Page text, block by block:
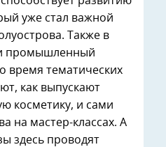
уже стал важной
Также в
промышленный
время тематических
как выпускают
косметику, и сами
на мастер-классах. А
здесь проводят